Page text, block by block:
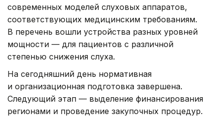
современных моделей слуховых аппаратов,
соответствующих медицинским требованиям.
В перечень вошли устройства разных уровней
мощности — для пациентов с различной
степенью снижения слуха.
На сегодняшний день нормативная
и организационная подготовка завершена.
Следующий этап — выделение финансирования
регионами и проведение закупочных процедур.